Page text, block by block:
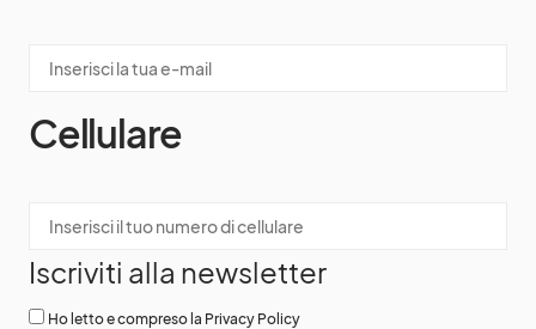
Cellulare
Iscriviti alla newsletter
Ho letto e compreso la Privacy Policy